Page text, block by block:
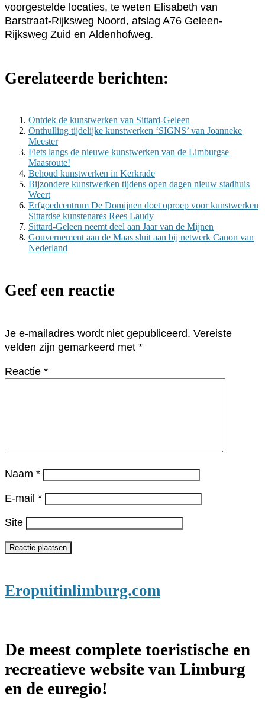
voorgestelde locaties, te weten Elisabeth van
Barstraat-Rijksweg Noord, afslag A76 Geleen-
Rijksweg Zuid en Aldenhofweg.
Gerelateerde berichten:
Ontdek de kunstwerken van Sittard-Geleen
Onthulling tijdelijke kunstwerken ‘SIGNS’ van Joanneke
Meester
Fiets langs de nieuwe kunstwerken van de Limburgse
Maasroute!
Behoud kunstwerken in Kerkrade
Bijzondere kunstwerken tijdens open dagen nieuw stadhuis
Weert
Erfgoedcentrum De Domijnen doet oproep voor kunstwerken
Sittardse kunstenares Rees Laudy
Sittard-Geleen neemt deel aan Jaar van de Mijnen
Gouvernement aan de Maas sluit aan bij netwerk Canon van
Nederland
Geef een reactie
Je e-mailadres wordt niet gepubliceerd. Vereiste
velden zijn gemarkeerd met *
Reactie *
Naam *
E-mail *
Site
Eropuitinlimburg.com
De meest complete toeristische en
recreatieve website van Limburg
en de euregio!